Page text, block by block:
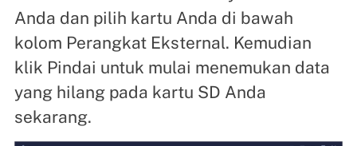
Anda dan pilih kartu Anda di bawah
kolom Perangkat Eksternal. Kemudian
klik Pindai untuk mulai menemukan data
yang hilang pada kartu SD Anda
sekarang.